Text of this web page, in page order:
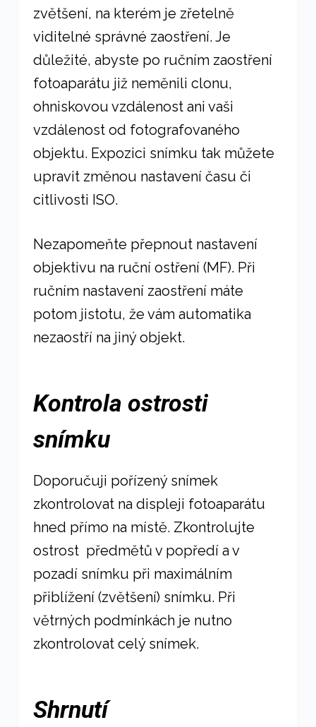
zvětšení, na kterém je zřetelně
viditelné správné zaostření. Je
důležité, abyste po ručním zaostření
fotoaparátu již neměnili clonu,
ohniskovou vzdálenost ani vaši
vzdálenost od fotografovaného
objektu. Expozici snímku tak můžete
upravit změnou nastavení času či
citlivosti ISO.
Nezapomeňte přepnout nastavení
objektivu na ruční ostření (MF). Při
ručním nastavení zaostření máte
potom jistotu, že vám automatika
nezaostří na jiný objekt.
Kontrola ostrosti
snímku
Doporučuji pořízený snímek
zkontrolovat na displeji fotoaparátu
hned přímo na místě. Zkontrolujte
ostrost předmětů v popředí a v
pozadí snímku při maximálním
přiblížení (zvětšení) snímku. Při
větrných podmínkách je nutno
zkontrolovat celý snímek.
Shrnutí